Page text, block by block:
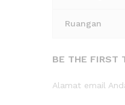
Ruangan
BE THE FIRST
Alamat email